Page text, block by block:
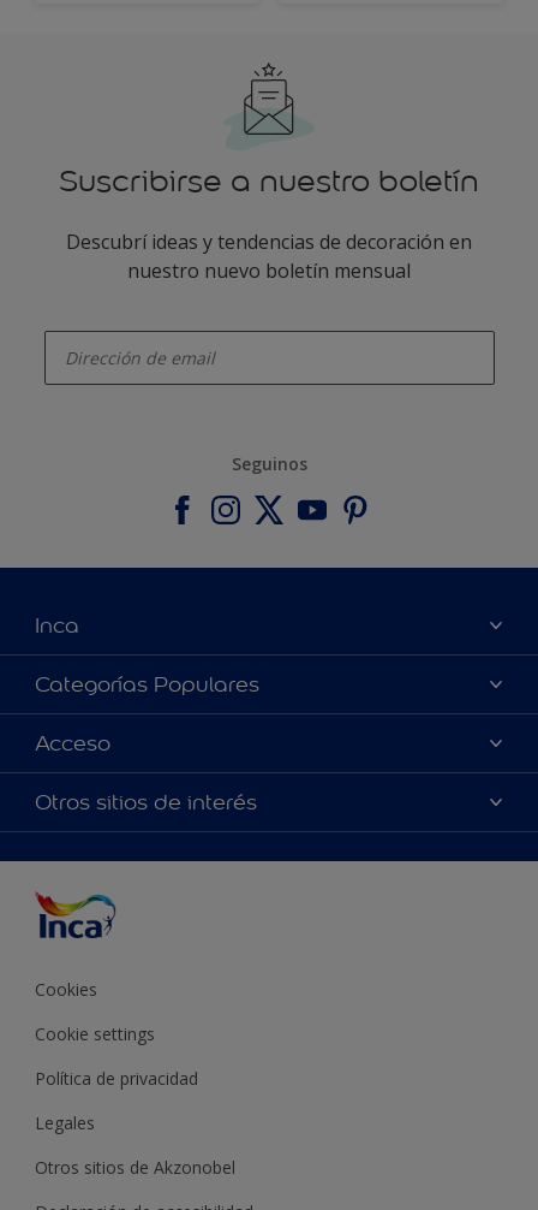
Suscribirse a nuestro boletín
Descubrí ideas y tendencias de decoración en
nuestro nuevo boletín mensual
Seguinos
Inca
Acerca de Inca
Contactanos
Encontrá un distribuidor Inca
Categorías Populares
Colores
Productos
Inspiración
Acceso
Accesibilidad
Precisión del color
Otros sitios de interés
Cookies
Cookie settings
Política de privacidad
Legales
Otros sitios de Akzonobel